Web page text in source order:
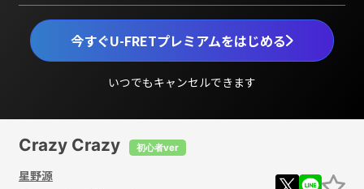
今すぐU-FRETプレミアムをはじめる
いつでもキャンセルできます
Crazy Crazy 初心者ver
星野源